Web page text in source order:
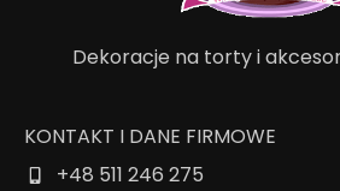
Dekoracje na torty i
KONTAKT I DANE FIRMOWE
+48 511 246 275